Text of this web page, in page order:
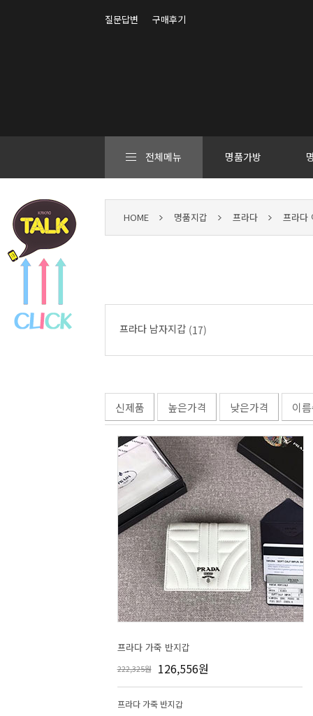
질문답변 구매후기
전체메뉴 명품가방
HOME 명품지갑 프라다 프라다
프라다 남자지갑 (17)
신제품 높은가격 낮은가격 이
프라다 가죽 반지갑
222,325원 126,556원
프라다 가죽 반지갑